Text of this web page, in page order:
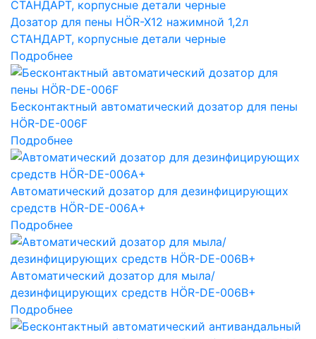
Дозатор для пены HÖR-X12 нажимной 1,2л
СТАНДАРТ, корпусные детали черные
Подробнее
Бесконтактный автоматический дозатор для пены
HÖR-DE-006F
Подробнее
Автоматический дозатор для дезинфицирующих
средств HÖR-DE-006A+
Подробнее
Автоматический дозатор для мыла/
дезинфицирующих средств HÖR-DE-006B+
Подробнее